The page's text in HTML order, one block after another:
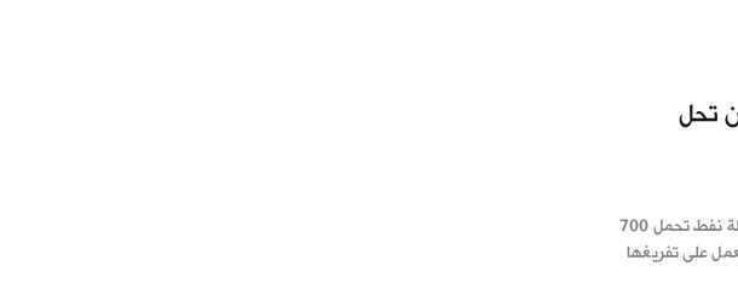
تحل
أعلن مصدر في وزارة النفط التابعة للنظام، عن وصول ناقلة نفط تحمل 700
على تفريغها